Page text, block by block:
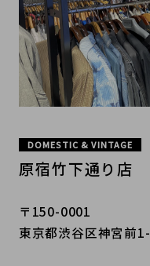
DOMESTIC & VINTAGE
原宿竹下通り店
〒150-0001
東京都渋谷区神宮前